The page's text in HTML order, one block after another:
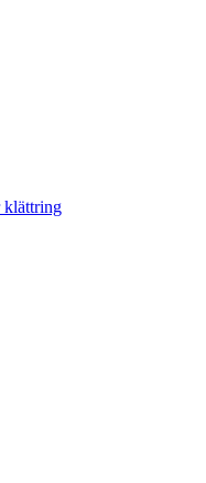
klättring